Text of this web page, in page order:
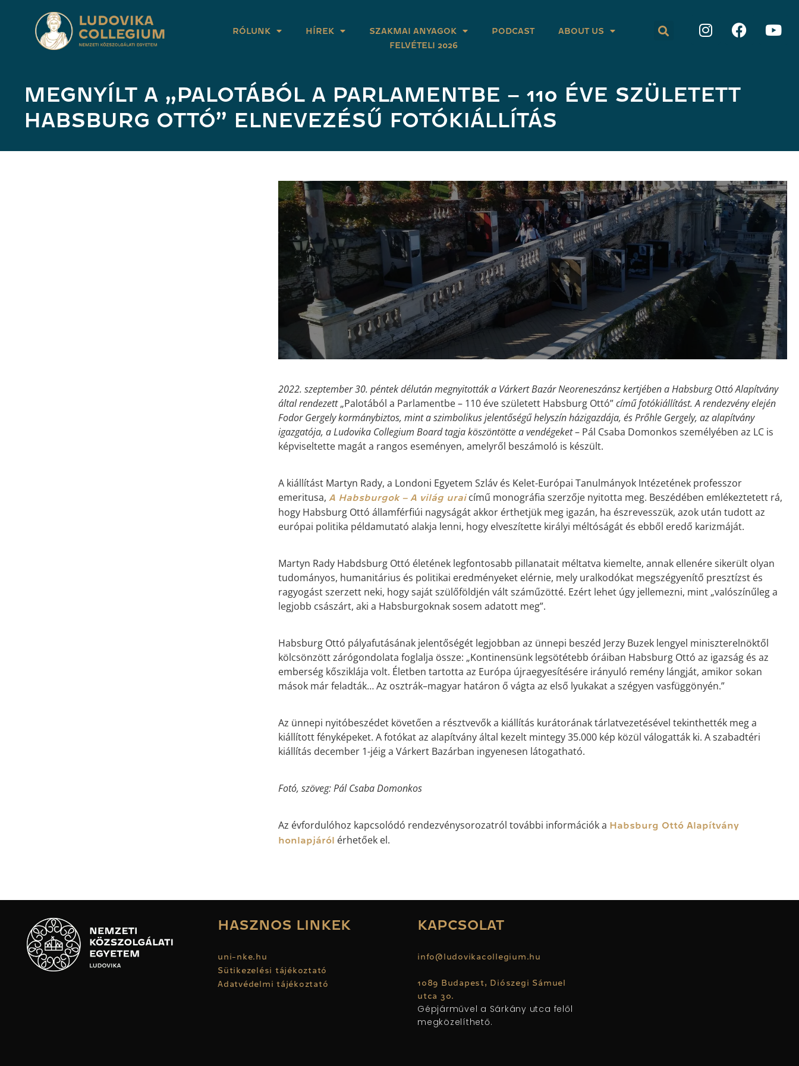
RÓLUNK HÍREK SZAKMAI ANYAGOK PODCAST
ABOUT US
FELVÉTELI 2026
MEGNYÍLT A „PALOTÁBÓL A PARLAMENTBE – 110 ÉVE SZÜLETETT
HABSBURG OTTÓ” ELNEVEZÉSŰ FOTÓKIÁLLÍTÁS
2022. szeptember 30. péntek délután megnyitották a Várkert Bazár Neoreneszánsz kertjében a Habsburg Ottó Alapítvány
által rendezett„Palotából a Parlamentbe – 110 éve született Habsburg Ottó”című fotókiállítást. A rendezvény elején
Fodor Gergely kormánybiztos, mint a szimbolikus jelentőségű helyszín házigazdája, és Prőhle Gergely, az alapítvány
igazgatója, a Ludovika Collegium Board tagja köszöntötte a vendégeket– Pál Csaba Domonkos személyében az LC is
képviseltette magát a rangos eseményen, amelyről beszámoló is készült.
A kiállítást Martyn Rady, a Londoni Egyetem Szláv és Kelet-Európai Tanulmányok Intézetének professzor
emeritusa, A Habsburgok – A világ urai című monográfia szerzője nyitotta meg. Beszédében emlékeztetett rá,
hogy Habsburg Ottó államférfiúi nagyságát akkor érthetjük meg igazán, ha észrevesszük, azok után tudott az
európai politika példamutató alakja lenni, hogy elveszítette királyi méltóságát és ebből eredő karizmáját.
Martyn Rady Habdsburg Ottó életének legfontosabb pillanatait méltatva kiemelte, annak ellenére sikerült olyan
tudományos, humanitárius és politikai eredményeket elérnie, mely uralkodókat megszégyenítő presztízst és
ragyogást szerzett neki, hogy saját szülőföldjén vált száműzötté. Ezért lehet úgy jellemezni, mint „valószínűleg a
legjobb császárt, aki a Habsburgoknak sosem adatott meg”.
Habsburg Ottó pályafutásának jelentőségét legjobban az ünnepi beszéd Jerzy Buzek lengyel miniszterelnöktől
kölcsönzött zárógondolata foglalja össze: „Kontinensünk legsötétebb óráiban Habsburg Ottó az igazság és az
emberség kősziklája volt. Életben tartotta az Európa újraegyesítésére irányuló remény lángját, amikor sokan
mások már feladták… Az osztrák–magyar határon ő vágta az első lyukakat a szégyen vasfüggönyén.”
Az ünnepi nyitóbeszédet követően a résztvevők a kiállítás kurátorának tárlatvezetésével tekinthették meg a
kiállított fényképeket. A fotókat az alapítvány által kezelt mintegy 35.000 kép közül válogatták ki. A szabadtéri
kiállítás december 1-jéig a Várkert Bazárban ingyenesen látogatható.
Fotó, szöveg: Pál Csaba Domonkos
Az évfordulóhoz kapcsolódó rendezvénysorozatról további információk a Habsburg Ottó Alapítvány
honlapjáról
érhetőek el.
HASZNOS LINKEK
uni-nke.hu
Sütikezelési tájékoztató
Adatvédelmi tájékoztató
KAPCSOLAT
info@ludovikacollegium.hu
1089 Budapest, Diószegi Sámuel
utca 30.
Gépjárművel a Sárkány utca felől
megközelíthető.